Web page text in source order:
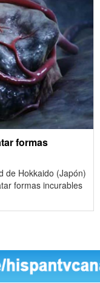
formas
de Hokkaido (Japón)
formas incurables